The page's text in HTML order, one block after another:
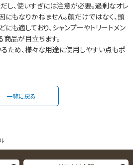
し、使いすぎには注意が必要。過剰なオレ
もなりかねません。顔だけではなく、頭
も適しており、シャンプーやトリートメン
商品が目立ちます。
ため、様々な用途に使用しやすい点もポ
一覧に戻る